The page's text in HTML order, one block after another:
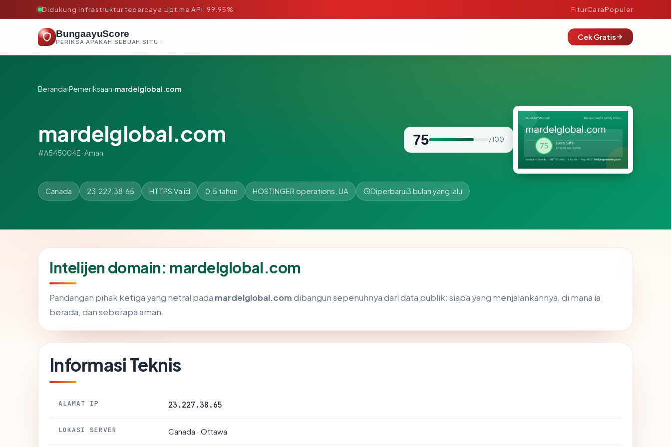
Didukung infrastruktur tepercaya·Uptime API: 99.95% FiturCaraPopuler
BungaayuScore
PERIKSA APAKAH SEBUAH SITUS AMAN, TEPERCAYA, DAN TERVERIFIKASI DALAM HITUNGAN DETIK.
Cek Gratis
Beranda›Pemeriksaan›mardelglobal.com
mardelglobal.com
#A545004E · Aman
75 / 100
Canada 23.227.38.65 HTTPS Valid 0.5 tahun HOSTINGER operations, UA Diperbarui3 bulan yang lalu
Intelijen domain: mardelglobal.com
Pandangan pihak ketiga yang netral pada mardelglobal.comdibangun sepenuhnya dari data publik: siapa yang menjalankannya, di mana ia
berada, dan seberapa aman.
Informasi Teknis
ALAMAT IP 23.227.38.65
LOKASI SERVER Canada · Ottawa